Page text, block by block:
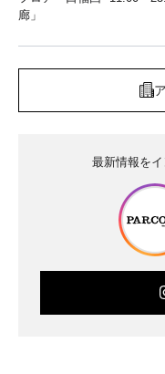
廊」
最新情報を